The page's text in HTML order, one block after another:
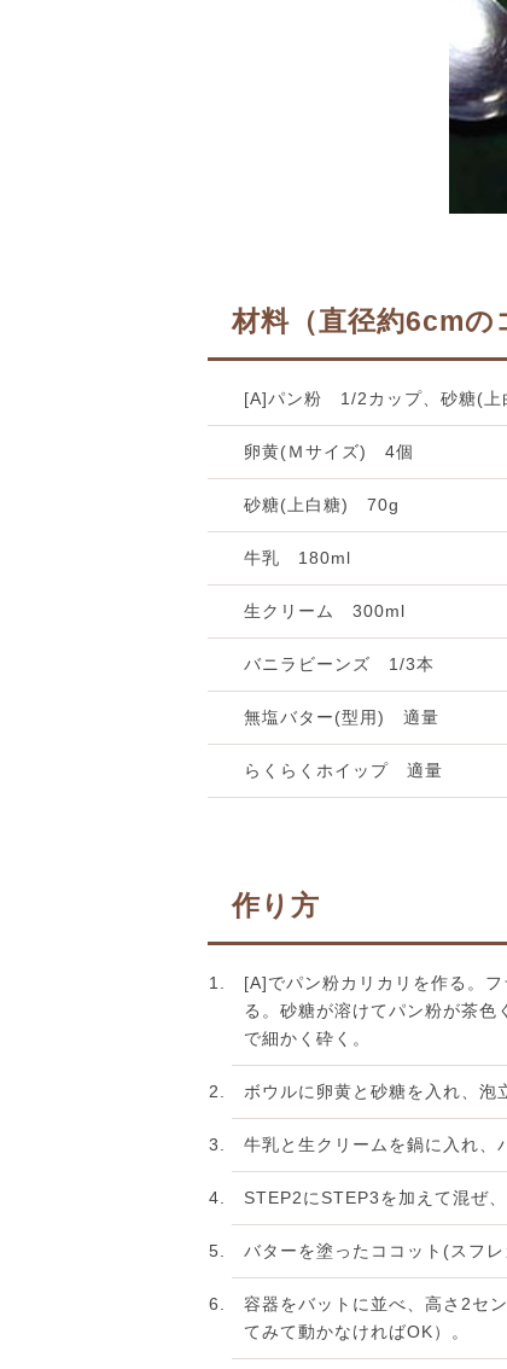
材料（直径約6cmの
[A]パン粉 1/2カップ、砂糖(
卵黄(Ｍサイズ) 4個
砂糖(上白糖) 70g
牛乳 180ml
生クリーム 300ml
バニラビーンズ 1/3本
無塩バター(型用) 適量
らくらくホイップ 適量
作り方
[A]でパン粉カリカリを作る。
る。砂糖が溶けてパン粉が茶
で細かく砕く。
ボウルに卵黄と砂糖を入れ、泡
牛乳と生クリームを鍋に入れ、
STEP2にSTEP3を加えて混ぜ、
バターを塗ったココット(スフ
容器をバットに並べ、高さ2セ
てみて動かなければOK）。